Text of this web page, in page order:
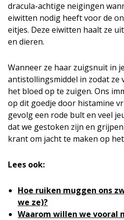
dracula-achtige neigingen
eiwitten nodig heeft voor de
eitjes. Deze eiwitten haalt ze
en dieren.
Wanneer ze haar zuigsnuit in
antistollingsmiddel in zodat ze
het bloed op te zuigen. Ons
op dit goedje door histamine
gevolg een rode bult en veel
dat we gestoken zijn en
krant om jacht te maken op
Lees ook:
Hoe ruiken muggen ons
we ze)?
Waarom willen we vooral